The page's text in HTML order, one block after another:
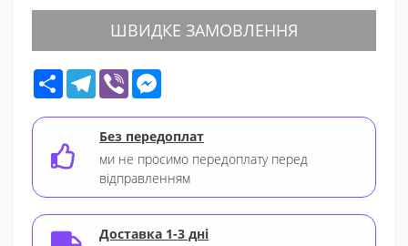
ШВИДКЕ ЗАМОВЛЕННЯ
Share Telegram
Viber
Без передоплат
ми не просимо передоплату перед
відправленням
Доставка 1-3 дні